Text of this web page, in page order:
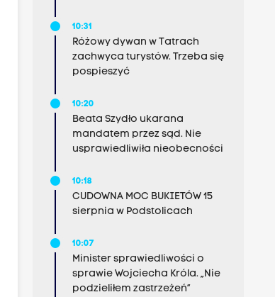
10:31
Różowy dywan w Tatrach
zachwyca turystów. Trzeba się
pospieszyć
10:20
Beata Szydło ukarana
mandatem przez sąd. Nie
usprawiedliwiła nieobecności
10:18
CUDOWNA MOC BUKIETÓW 15
sierpnia w Podstolicach
10:07
Minister sprawiedliwości o
sprawie Wojciecha Króla. „Nie
podzieliłem zastrzeżeń”